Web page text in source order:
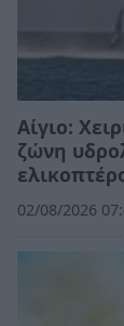
Αίγιο:
ζώνη
02/08/2026